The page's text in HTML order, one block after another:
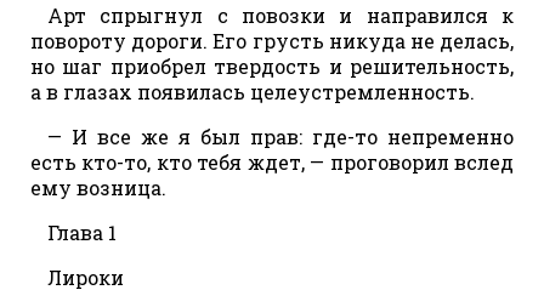
Арт спрыгнул с повозки и направился к
повороту дороги. Его грусть никуда не делась,
но шаг приобрел твердость и решительность,
а в глазах появилась целеустремленность.
— И все же я был прав: где-то непременно
есть кто-то, кто тебя ждет, — проговорил вслед
ему возница.
Глава 1
Лироки